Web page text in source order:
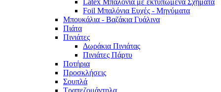
Latex Μπαλόνια με εκτυπωμένα Σχήματα
Foil Μπαλόνια Ευχές - Μηνύματα
Μπουκάλια - Βαζάκια Γυάλινα
Πιάτα
Πινιάτες
Δωράκια Πινιάτας
Πινιάτες Πάρτυ
Ποτήρια
Προσκλήσεις
Σουπλά